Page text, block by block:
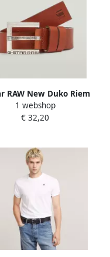
RAW New Duko Riem
Metal Heren
1 webshop
€ 32,20